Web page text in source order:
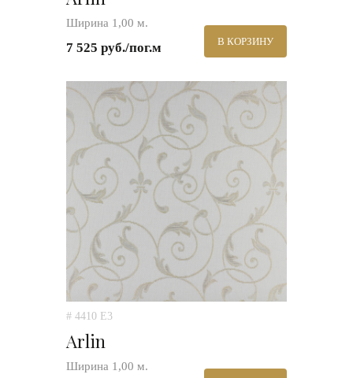
Ширина 1,00 м.
7 525 руб./пог.м В КОРЗИНУ
# 4410 E3
Arlin
Ширина 1,00 м.